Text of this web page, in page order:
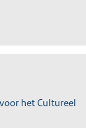
het Cultureel